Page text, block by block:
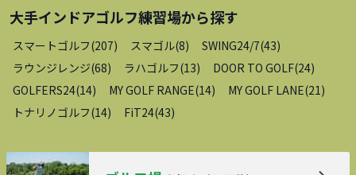
大手インドアゴルフ練習場から探す
スマートゴルフ(207) スマゴル(8) SWING24/7(43)
ラウンジレンジ(68) ラハゴルフ(13) DOOR TO GOLF(24)
GOLFERS24(14) MY GOLF RANGE(14) MY GOLF LANE(21 )
トナリノゴルフ(14) FiT24(43)